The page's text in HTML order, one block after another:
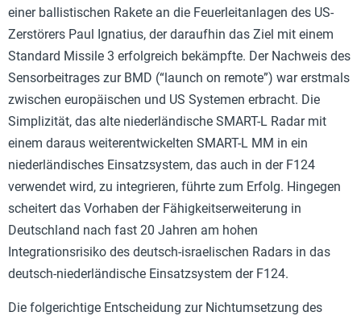
einer ballistischen Rakete an die Feuerleitanlagen des US-
Zerstörers Paul Ignatius, der daraufhin das Ziel mit einem
Standard Missile 3 erfolgreich bekämpfte. Der Nachweis des
Sensorbeitrages zur BMD (“launch on remote”) war erstmals
zwischen europäischen und US Systemen erbracht. Die
Simplizität, das alte niederländische SMART-L Radar mit
einem daraus weiterentwickelten SMART-L MM in ein
niederländisches Einsatzsystem, das auch in der F124
verwendet wird, zu integrieren, führte zum Erfolg. Hingegen
scheitert das Vorhaben der Fähigkeitserweiterung in
Deutschland nach fast 20 Jahren am hohen
Integrationsrisiko des deutsch-israelischen Radars in das
deutsch-niederländische Einsatzsystem der F124.
Die folgerichtige Entscheidung zur Nichtumsetzung des